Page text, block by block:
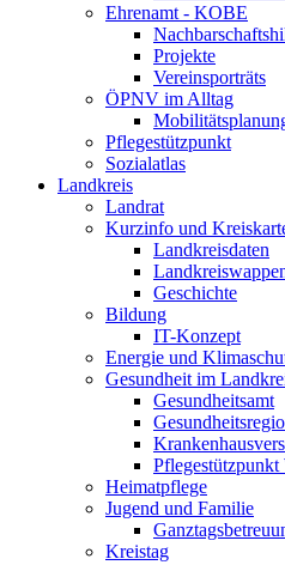
Ehrenamt - KOBE
Projekte
Vereinsporträts
ÖPNV im Alltag
Pflegestützpunkt
Sozialatlas
Landkreis
Landrat
Kurzinfo und
Landkreisdaten
Geschichte
Bildung
IT-Konzept
Energie und
Gesundheit im
Gesundheitsamt
Heimatpflege
Jugend und Familie
Kreistag